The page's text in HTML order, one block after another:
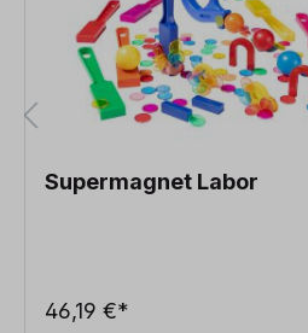
Supermagnet Labor
46,19 €*